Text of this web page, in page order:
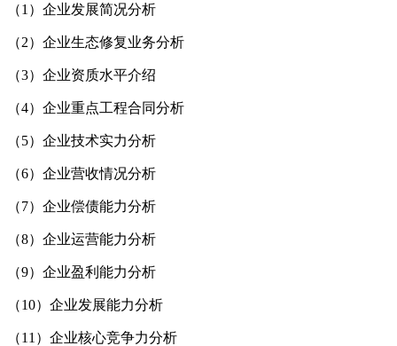
（1）企业发展简况分析
（2）企业生态修复业务分析
（3）企业资质水平介绍
（4）企业重点工程合同分析
（5）企业技术实力分析
（6）企业营收情况分析
（7）企业偿债能力分析
（8）企业运营能力分析
（9）企业盈利能力分析
（10）企业发展能力分析
（11）企业核心竞争力分析